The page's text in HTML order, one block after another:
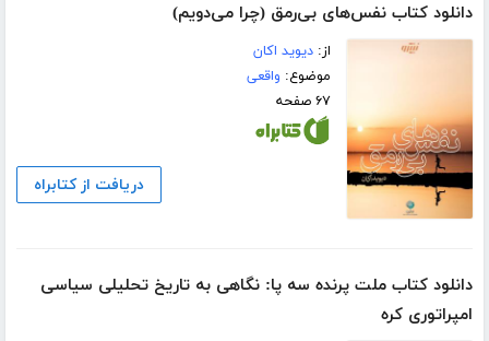
دانلود کتاب نفس‌های بی‌رمق (چرا می‌دویم)
از:دیوید اکان
موضوع: واقعی
۶۷ صفحه
دریافت از کتابراه
دانلود کتاب ملت پرنده سه پا: نگاهی به تاریخ تحلیلی سیاسی
امپراتوری کره